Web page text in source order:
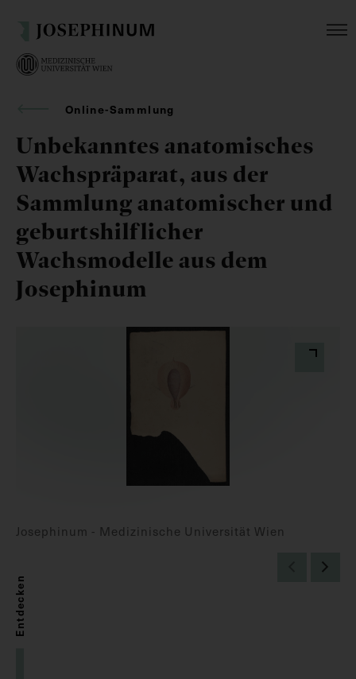
Online-Sammlung
Unbekanntes anatomisches
Wachspräparat, aus der
Sammlung anatomischer und
geburtshilflicher
Wachsmodelle aus dem
Josephinum
Josephinum - Medizinische Universität Wien
Entdecken